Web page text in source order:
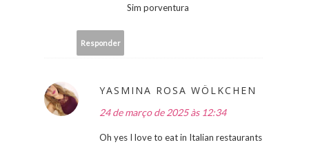
Sim porventura
Responder
YASMINA ROSA WÖLKCHEN
24 de março de 2025 às 12:34
Oh yes I love to eat in Italian restaurants